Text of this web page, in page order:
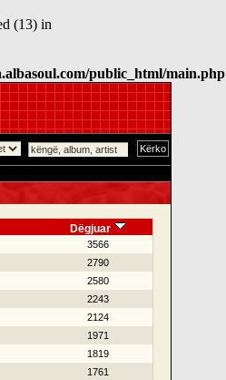
(13) in
public_html/main.php
Dëgjuar
3566
2790
2580
2243
2124
1971
1819
1761